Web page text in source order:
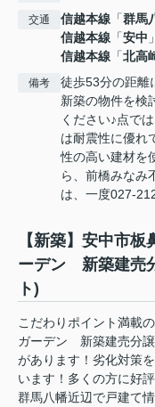
交通 信越本線 「群馬
信越本線 「安中
信越本線 「北高
備考
徒歩53分の距離
新築の物件を検
ください♪点で
は耐震性に優れ
性の高い建材を
ら、前橋みなみ
は、一度027-
【新築】安中市
ーデン 新築建売
ト)
こだわりポイント満
ガーデン 新築建売分譲
があります！劣化対策
います！多くの方に好
群馬八幡近辺で戸建て